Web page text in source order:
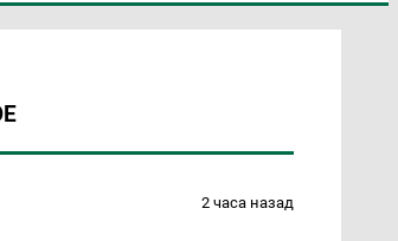
2 часа назад